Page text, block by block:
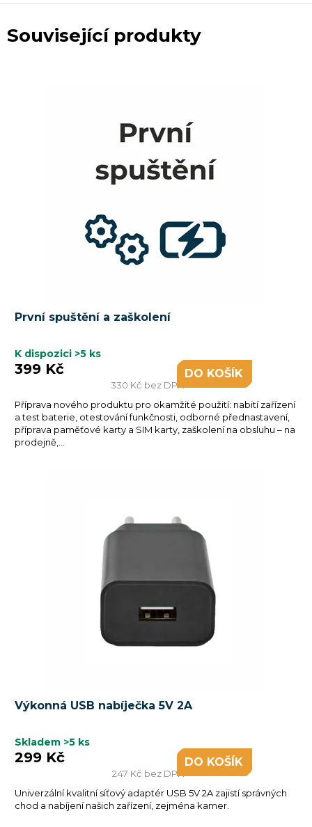
Související produkty
První spuštění a zaškolení
K dispozici >5 ks
330 Kč bez DPH
399 Kč DO KOŠÍKU
Příprava nového produktu pro okamžité použití: nabití zařízení
a test baterie, otestování funkčnosti, odborné přednastavení,
příprava paměťové karty a SIM karty, zaškolení na obsluhu – na
prodejně,...
Výkonná USB nabíječka 5V 2A
Skladem >5 ks
247 Kč bez DPH
299 Kč DO KOŠÍKU
Univerzální kvalitní síťový adaptér USB 5V 2A zajistí správných
chod a nabíjení našich zařízení, zejména kamer.